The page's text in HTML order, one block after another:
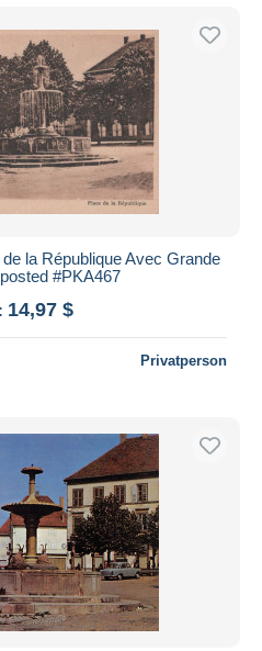
la République Avec Grande
#PKA467
14,97 $
Privatperson